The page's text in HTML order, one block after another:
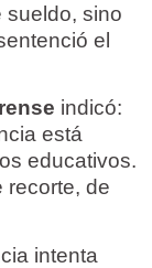
sueldo, sino
el
indicó:
está
educativos.
recorte, de
intenta